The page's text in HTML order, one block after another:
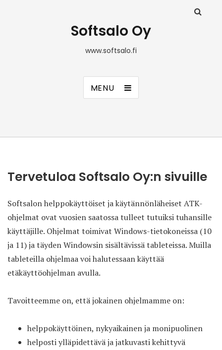
Softsalo Oy
www.softsalo.fi
MENU
Tervetuloa Softsalo Oy:n sivuille
Softsalon helppokäyttöiset ja käytännönläheiset ATK-
ohjelmat ovat vuosien saatossa tulleet tutuiksi tuhansille
käyttäjille. Ohjelmat toimivat Windows-tietokoneissa (10
ja 11) ja täyden Windowsin sisältävissä tableteissa. Muilla
tableteilla ohjelmaa voi halutessaan käyttää
etäkäyttöohjelman avulla.
Tavoitteemme on, että jokainen ohjelmamme on:
helppokäyttöinen, nykyaikainen ja monipuolinen
helposti ylläpidettävä ja jatkuvasti kehittyvä